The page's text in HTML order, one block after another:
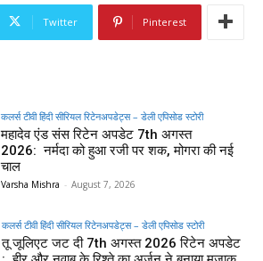
Twitter Pinterest
कलर्स टीवी हिंदी सीरियल रिटेनअपडेट्स – डेली एपिसोड स्टोरी
महादेव एंड संस रिटेन अपडेट 7th अगस्त
2026: नर्मदा को हुआ रजी पर शक, मोगरा की नई
चाल
Varsha Mishra - August 7, 2026
कलर्स टीवी हिंदी सीरियल रिटेनअपडेट्स – डेली एपिसोड स्टोरी
तू जूलिएट जट दी 7th अगस्त 2026 रिटेन अपडेट